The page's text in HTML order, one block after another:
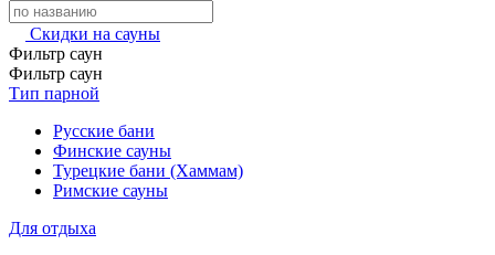
Скидки на сауны
Фильтр саун
Фильтр саун
Тип парной
Русские бани
Финские сауны
Турецкие бани (Хаммам)
Римские сауны
Для отдыха